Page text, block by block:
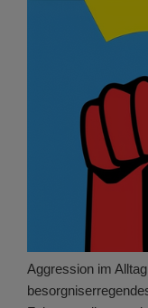
Aggression im